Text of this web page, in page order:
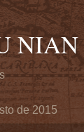
NIAN
de 2015